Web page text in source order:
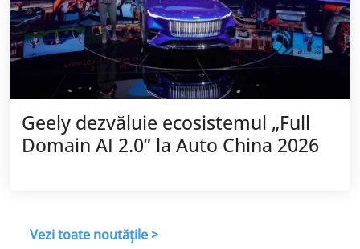
Geely dezvăluie ecosistemul „Full
Domain AI 2.0” la Auto China 2026
Vezi toate noutățile >